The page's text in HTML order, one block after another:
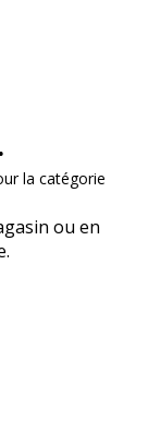
la catégorie
ou en